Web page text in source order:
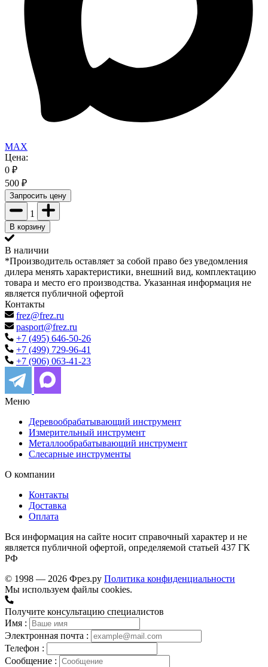
MAX
Цена:
0 ₽
500 ₽
Запросить цену
1
В корзину
В наличии
*Производитель оставляет за собой право без уведомления
дилера менять характеристики, внешний вид, комплектацию
товара и место его производства. Указанная информация не
является публичной офертой
Контакты
frez@frez.ru
pasport@frez.ru
+7 (495) 646-50-26
+7 (499) 729-96-41
+7 (906) 063-41-23
Меню
Деревообрабатывающий инструмент
Измерительный инструмент
Металлообрабатывающий инструмент
Слесарные инструменты
О компании
Контакты
Доставка
Оплата
Вся информация на сайте носит справочный характер и не
является публичной офертой, определяемой статьей 437 ГК
РФ
© 1998 — 2026 Фрез.ру Политика конфиденциальности
Мы используем файлы cookies.
Получите консультацию специалистов
Имя :
Электронная почта :
Телефон :
Сообщение :